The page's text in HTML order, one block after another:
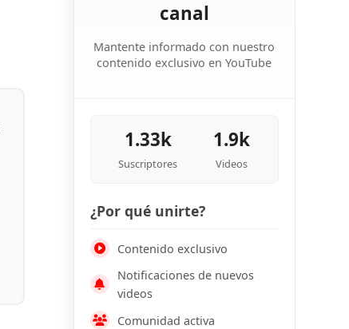
canal
Mantente informado con nuestro
contenido exclusivo en YouTube
1.33k
Suscriptores
1.9k
Videos
¿Por qué unirte?
Contenido exclusivo
Notificaciones de nuevos
videos
Comunidad activa